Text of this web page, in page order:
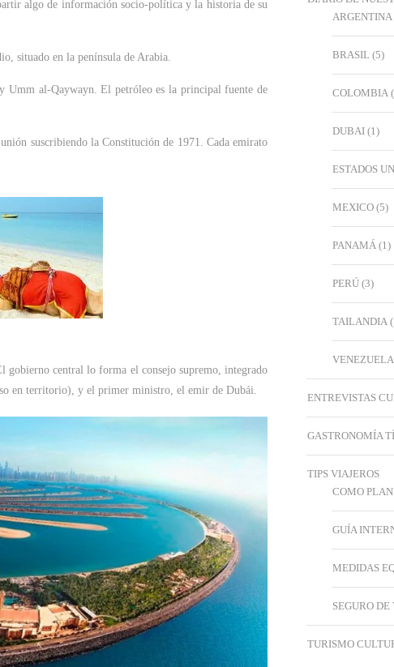
algo de información socio-política y la historia de su
situado en la península de Arabia.
Umm al-Qaywayn. El petróleo es la principal fuente de
suscribiendo la Constitución de 1971. Cada emirato
gobierno central lo forma el consejo supremo, integrado
en territorio), y el primer ministro, el emir de Dubái.
ARGENTINA
BRASIL (5)
COLOMBIA
DUBAI (1)
ESTADOS
MEXICO (5)
PANAMÁ (1)
PERÚ (3)
TAILANDIA
VENEZUELA
ENTREVISTAS
GASTRONOMÍA
TIPS VIAJEROS
COMO
GUÍA
MEDIDAS
SEGURO DE
TURISMO